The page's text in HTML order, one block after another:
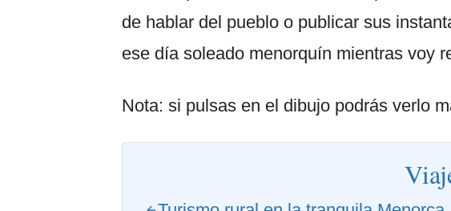
de hablar del pueblo o publicar sus
ese día soleado menorquín mientras voy
Nota: si pulsas en el dibujo podrás verlo